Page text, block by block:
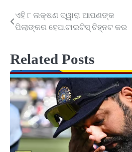
Post
navigation
ଏହି ୮ ଲକ୍ଷଣ ଦ୍ୱାରା ଆପଣଙ୍କ
ପିଲାଙ୍କର ହେପାଟାଇଟିସ୍ ଚିହ୍ନଟ କର
Related Posts